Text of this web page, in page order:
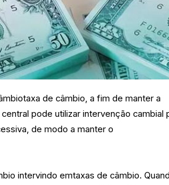
de câmbio, a fim de manter a
pode utilizar intervenção cambial
de modo a manter o
intervindo emtaxas de câmbio.